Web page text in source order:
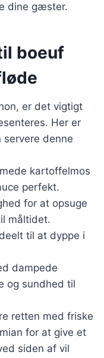
dine gæster.
boeuf
er det vigtigt
Her er
servere denne
kartoffelmos
perfekt.
for at opsuge
måltidet.
til at dyppe i
dampede
og sundhed til
retten med friske
for at give et
siden af vil